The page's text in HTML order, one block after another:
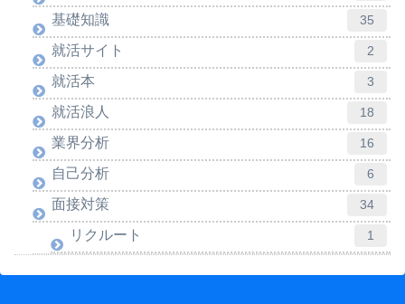
基礎知識 35
就活サイト 2
就活本 3
就活浪人 18
業界分析 16
自己分析 6
面接対策 34
リクルート 1